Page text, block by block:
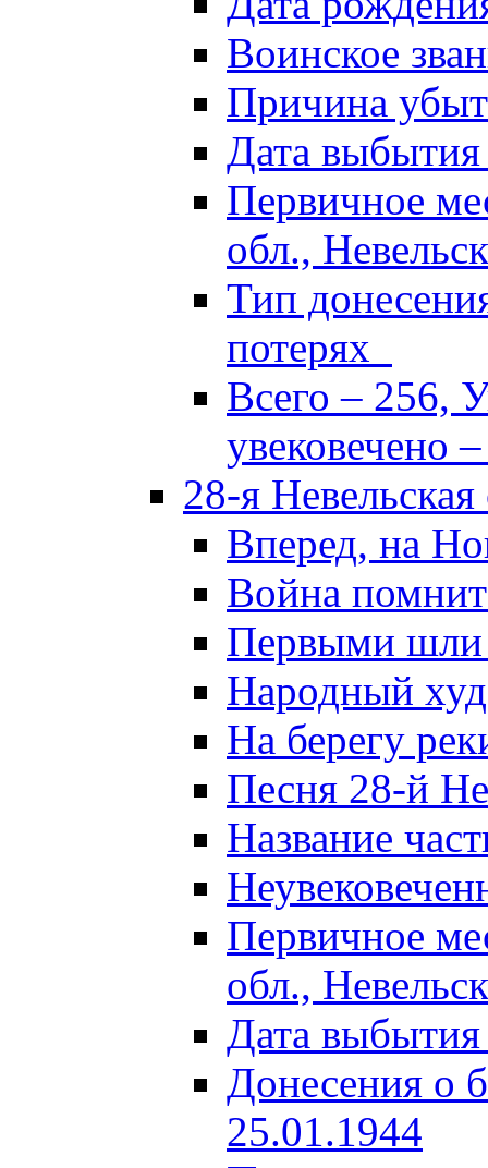
Воинское
Причина
Дата
Первичное
обл.,
Тип
потерях
Всего – 256,
увековечено
28-я Невельская
Вперед, на
Война
Первыми шли
Народный
На берегу
Песня 28-й
Название
Первичное
обл.,
Дата
Донесения о
25.01.1944